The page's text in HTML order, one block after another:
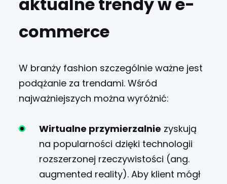
commerce
W branży fashion szczególnie ważne jest
podążanie za trendami. Wśród
najważniejszych można wyróżnić:
Wirtualne przymierzalnie zyskują
na popularności dzięki technologii
rozszerzonej rzeczywistości (ang.
augmented reality). Aby klient mógł